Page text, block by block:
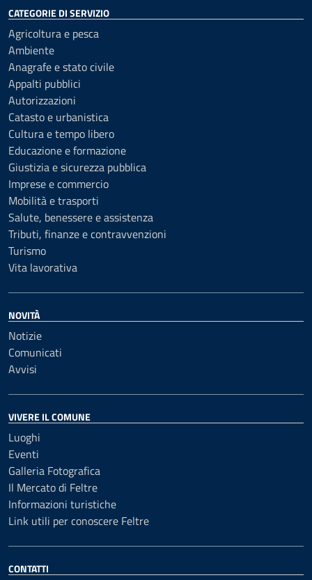
CATEGORIE DI SERVIZIO
Agricoltura e pesca
Ambiente
Anagrafe e stato civile
Appalti pubblici
Autorizzazioni
Catasto e urbanistica
Cultura e tempo libero
Educazione e formazione
Giustizia e sicurezza pubblica
Imprese e commercio
Mobilità e trasporti
Salute, benessere e assistenza
Tributi, finanze e contravvenzioni
Turismo
Vita lavorativa
NOVITÀ
Notizie
Comunicati
Avvisi
VIVERE IL COMUNE
Luoghi
Eventi
Galleria Fotografica
Il Mercato di Feltre
Informazioni turistiche
Link utili per conoscere Feltre
CONTATTI